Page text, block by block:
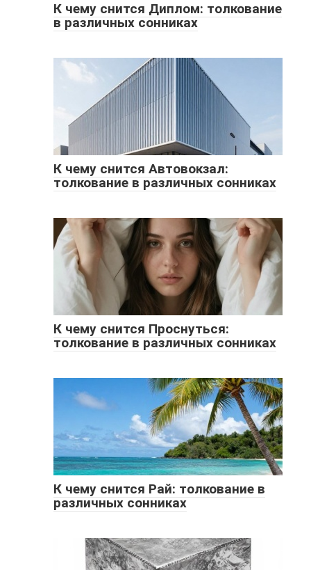
К чему снится Диплом: толкование
в различных сонниках
К чему снится Автовокзал:
толкование в различных сонниках
К чему снится Проснуться:
толкование в различных сонниках
К чему снится Рай: толкование в
различных сонниках